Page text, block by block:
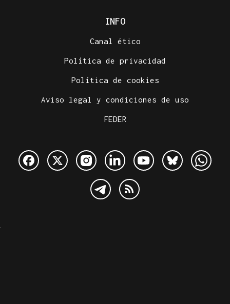
INFO
Canal ético
Política de privacidad
Política de cookies
Aviso legal y condiciones de uso
FEDER